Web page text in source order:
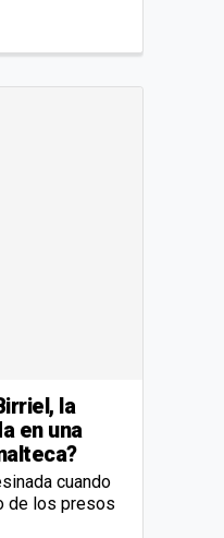
la
en una
cuando
de los presos